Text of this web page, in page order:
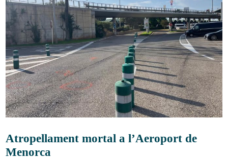
Atropellament mortal a l’Aeroport de
Menorca